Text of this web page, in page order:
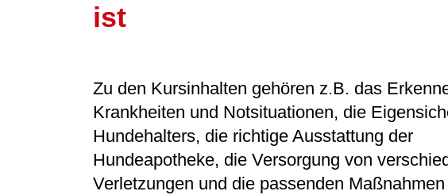
ist
Zu den Kursinhalten gehören z.B. das
Krankheiten und Notsituationen, die
Hundehalters, die richtige Ausstattung der
Hundeapotheke, die Versorgung von
Verletzungen und die passenden